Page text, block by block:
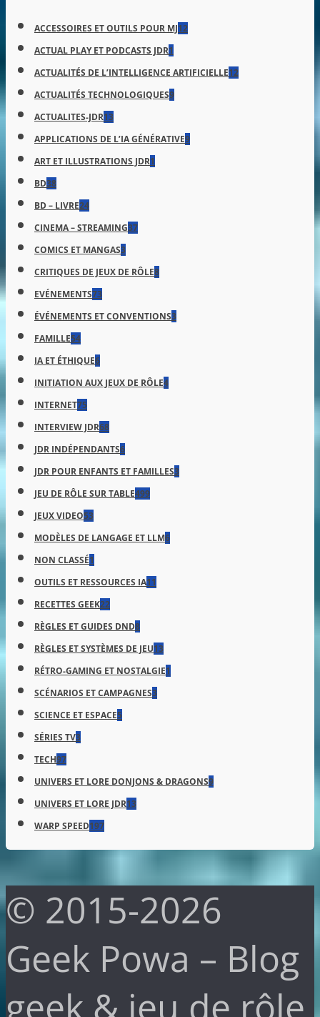
ACCESSOIRES ET OUTILS POUR MJ12
ACTUAL PLAY ET PODCASTS JDR1
ACTUALITÉS DE L’INTELLIGENCE ARTIFICIELLE12
ACTUALITÉS TECHNOLOGIQUES9
ACTUALITES-JDR13
APPLICATIONS DE L’IA GÉNÉRATIVE9
ART ET ILLUSTRATIONS JDR1
BD38
BD – LIVRE24
CINEMA – STREAMING37
COMICS ET MANGAS3
CRITIQUES DE JEUX DE RÔLE8
EVÉNEMENTS73
ÉVÉNEMENTS ET CONVENTIONS3
FAMILLE54
IA ET ÉTHIQUE6
INITIATION AUX JEUX DE RÔLE4
INTERNET75
INTERVIEW JDR68
JDR INDÉPENDANTS6
JDR POUR ENFANTS ET FAMILLES3
JEU DE RÔLE SUR TABLE499
JEUX VIDEO53
MODÈLES DE LANGAGE ET LLM6
NON CLASSÉ1
OUTILS ET RESSOURCES IA11
RECETTES GEEK22
RÈGLES ET GUIDES DND8
RÈGLES ET SYSTÈMES DE JEU13
RÉTRO-GAMING ET NOSTALGIE1
SCÉNARIOS ET CAMPAGNES3
SCIENCE ET ESPACE5
SÉRIES TV3
TECH97
UNIVERS ET LORE DONJONS & DRAGONS9
UNIVERS ET LORE JDR13
WARP SPEED197
© 2015-2026
Geek Powa – Blog
geek & jeu de rôle